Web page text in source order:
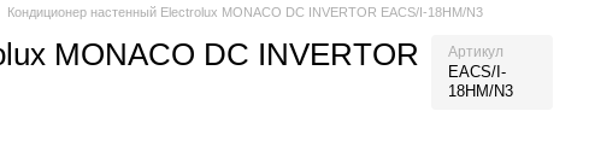
Кондиционер настенный Electrolux MONACO DC INVERTOR EACS/I-18HM/N3
MONACO DC INVERTOR
Артикул
EACS/I-
18HM/N3